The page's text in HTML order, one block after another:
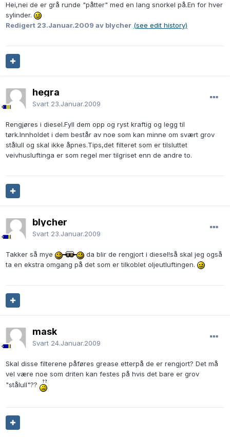
Hei,nei de er grå runde "påtter" med en lang snorkel på.En for hver
sylinder.
Redigert 23.Januar.2009 av blycher (see edit history)
hegra
Svart 23.Januar.2009
Rengjøres i diesel.Fyll dem opp og ryst kraftig og legg til
tørk.Innholdet i dem består av noe som kan minne om svært grov
stålull og skal ikke åpnes.Tips,det filteret som er tilsluttet
veivhusluftinga er som regel mer tilgriset enn de andre to.
blycher
Svart 23.Januar.2009
Takker så mye
da blir de rengjort i diesel!så skal jeg også
ta en ekstra omgang på det som er tilkoblet oljeutluftingen.
mask
Svart 24.Januar.2009
Skal disse filterene påføres grease etterpå de er rengjort? Det må
vel være noe som driten kan festes på hvis det bare er grov
"stålull"??